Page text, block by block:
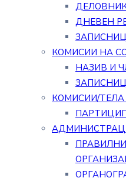
ДНЕВЕН
КОМИСИИ НА
НАЗИВ И
КОМИСИИ/